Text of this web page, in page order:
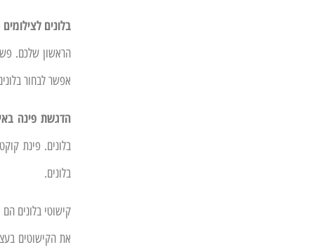
בלונים לצילומים
הראשון שלכם.
אפשר לבחור
הדגשת פינה
בלונים. פינת
בלונים.
קישוטי בלונים
את הקישוטים